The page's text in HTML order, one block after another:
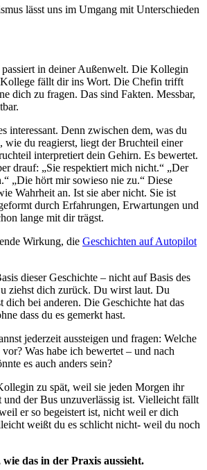
lässt uns im Umgang mit Unterschieden
passiert in deiner Außenwelt. Die Kollegin
fällt dir ins Wort. Die Chefin trifft
dich zu fragen. Das sind Fakten. Messbar,
interessant. Denn zwischen dem, was du
wie du reagierst, liegt der Bruchteil einer
interpretiert dein Gehirn. Es bewertet.
drauf: „Sie respektiert mich nicht.“ „Der
„Die hört mir sowieso nie zu.“ Diese
Wahrheit an. Ist sie aber nicht. Sie ist
durch Erfahrungen, Erwartungen und
lange mit dir trägst.
Wirkung, die Geschichten auf Autopilot
dieser Geschichte – nicht auf Basis des
ziehst dich zurück. Du wirst laut. Du
dich bei anderen. Die Geschichte hat das
dass du es gemerkt hast.
jederzeit aussteigen und fragen: Welche
Was habe ich bewertet – und nach
es auch anders sein?
zu spät, weil sie jeden Morgen ihr
der Bus unzuverlässig ist. Vielleicht fällt
er so begeistert ist, nicht weil er dich
weißt du es schlicht nicht- weil du noch
das in der Praxis aussieht.